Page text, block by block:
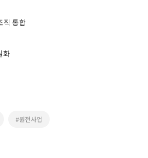
직 통합
화
#원전사업